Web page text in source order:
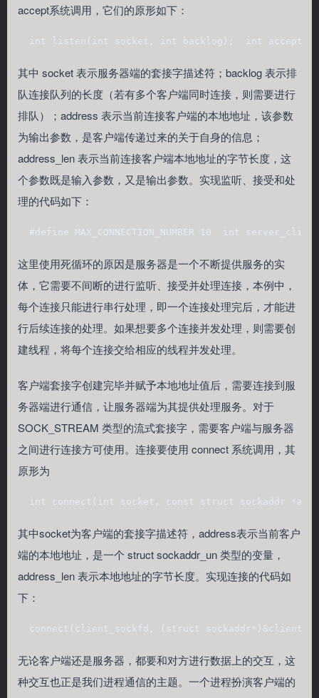
accept系统调用，它们的原形如下：
int listen(int socket, int backlog);  int
其中 socket 表示服务器端的套接字描述符；backlog 表示排
队连接队列的长度（若有多个客户端同时连接，则需要进行
排队）；address 表示当前连接客户端的本地地址，该参数
为输出参数，是客户端传递过来的关于自身的信息；
address_len 表示当前连接客户端本地地址的字节长度，这
个参数既是输入参数，又是输出参数。实现监听、接受和处
理的代码如下：
#define MAX_CONNECTION_NUMBER 10  int
这里使用死循环的原因是服务器是一个不断提供服务的实
体，它需要不间断的进行监听、接受并处理连接，本例中，
每个连接只能进行串行处理，即一个连接处理完后，才能进
行后续连接的处理。如果想要多个连接并发处理，则需要创
建线程，将每个连接交给相应的线程并发处理。
客户端套接字创建完毕并赋予本地地址值后，需要连接到服
务器端进行通信，让服务器端为其提供处理服务。对于
SOCK_STREAM 类型的流式套接字，需要客户端与服务器
之间进行连接方可使用。连接要使用 connect 系统调用，其
原形为
int connect(int socket, const struct sockaddr
其中socket为客户端的套接字描述符，address表示当前客户
端的本地地址，是一个 struct sockaddr_un 类型的变量，
address_len 表示本地地址的字节长度。实现连接的代码如
下：
connect(client_sockfd, (struct
无论客户端还是服务器，都要和对方进行数据上的交互，这
种交互也正是我们进程通信的主题。一个进程扮演客户端的